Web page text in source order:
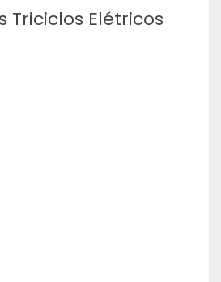
Triciclos Elétricos